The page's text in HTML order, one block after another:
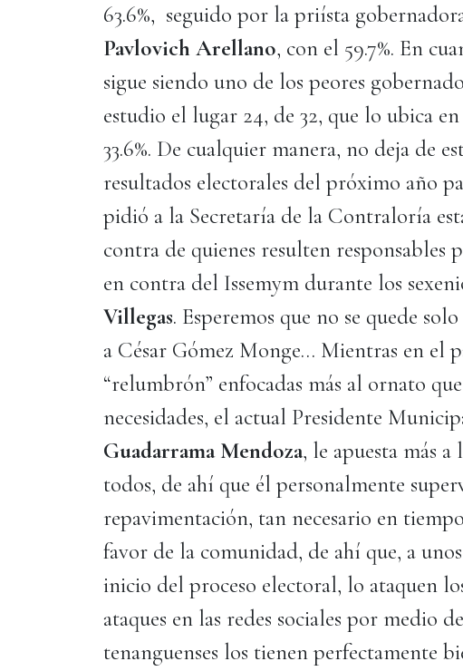
63.6%, seguido por la priísta
Pavlovich Arellano, con el 59.7%. En
sigue siendo uno de los peores
estudio el lugar 24, de 32, que lo ubica
33.6%. De cualquier manera, no deja de
resultados electorales del próximo año
pidió a la Secretaría de la Contraloría
contra de quienes resulten responsables
en contra del Issemym durante los
Villegas. Esperemos que no se quede
a César Gómez Monge… Mientras en el
“relumbrón” enfocadas más al ornato
necesidades, el actual Presidente
Guadarrama Mendoza, le apuesta más
todos, de ahí que él personalmente
repavimentación, tan necesario en
favor de la comunidad, de ahí que, a
inicio del proceso electoral, lo ataquen
ataques en las redes sociales por medio
tenanguenses los tienen perfectamente